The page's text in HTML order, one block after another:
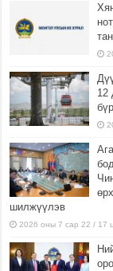
12
шилжүүлэв
2026 оны 7 сар 22 / 17